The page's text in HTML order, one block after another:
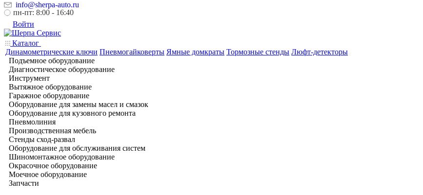
info@sherpa-auto.ru
пн-пт: 8:00 - 16:40
Войти
Каталог
Динамометрические ключи Пневмогайковерты Ямные домкраты Тормозные стенды Люфт-детекторы
Подъемное оборудование
Диагностическое оборудование
Инструмент
Вытяжное оборудование
Гаражное оборудование
Оборудование для замены масел и смазок
Оборудование для кузовного ремонта
Пневмолиния
Производственная мебель
Стенды сход-развал
Оборудование для обслуживания систем
Шиномонтажное оборудование
Окрасочное оборудование
Моечное оборудование
Запчасти